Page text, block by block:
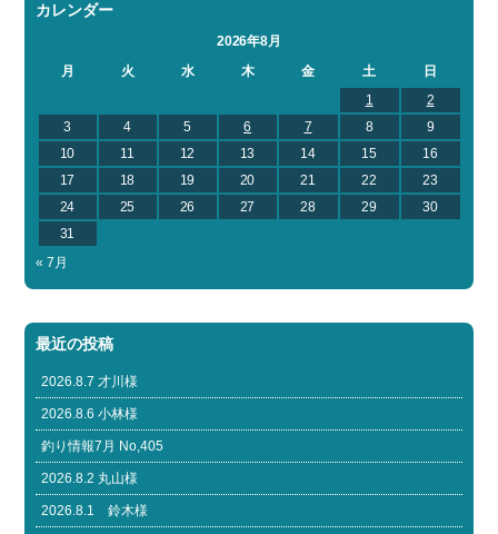
カレンダー
2026年8月
月
火 水 木 金 土
日
1
2
3
4 5 6 7 8
9
10
11 12 13 14 15
16
17
18 19 20 21 22
23
24
25 26 27 28 29
30
31
« 7月
最近の投稿
2026.8.7 才川様
2026.8.6 小林様
釣り情報7月 No,405
2026.8.2 丸山様
2026.8.1 鈴木様